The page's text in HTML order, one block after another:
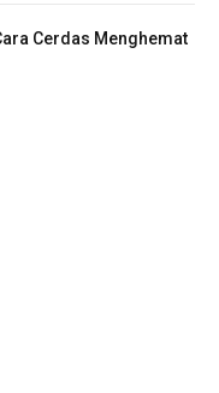
Cerdas Menghemat